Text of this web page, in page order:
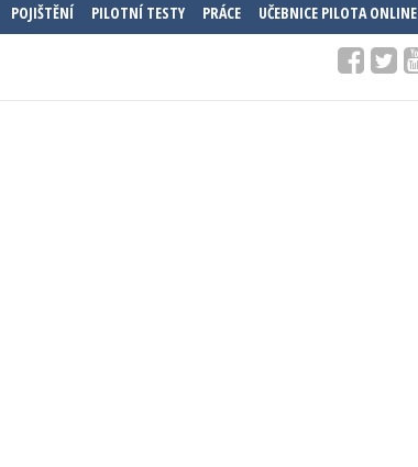
POJIŠTĚNÍ PILOTNÍ TESTY PRÁCE UČEBNICE PILOTA ONLINE